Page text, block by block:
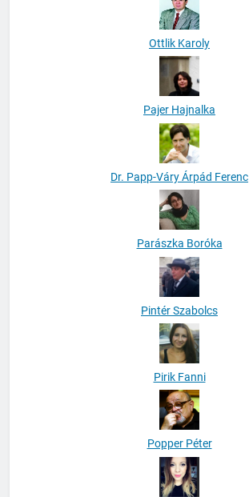
Ottlik Karoly
Pajer Hajnalka
Dr. Papp-Váry Árpád Ferenc
Parászka Boróka
Pintér Szabolcs
Pirik Fanni
Popper Péter